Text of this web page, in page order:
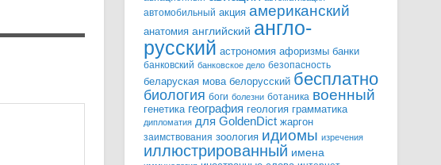
автомобильный акция американский
анатомия английский англо-
русский астрономия афоризмы банки
банковский банковское дело безопасность
беларуская мова белорусский бесплатно
биология боги болезни ботаника военный
генетика география геология грамматика
дипломатия для GoldenDict жаргон
заимствования зоология идиомы изречения
иллюстрированный имена